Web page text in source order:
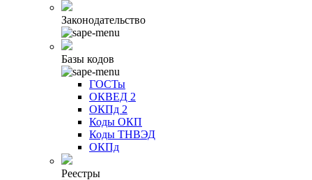
Законодательство
Базы кодов
ГОСТы
ОКВЕД 2
ОКПд 2
Коды ОКП
Коды ТНВЭД
ОКПд
Реестры